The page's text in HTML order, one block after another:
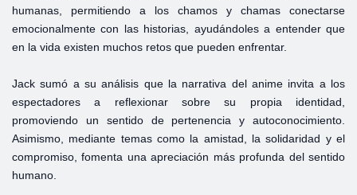
humanas, permitiendo a los chamos y chamas conectarse
emocionalmente con las historias, ayudándoles a entender que
en la vida existen muchos retos que pueden enfrentar.
Jack sumó a su análisis que la narrativa del anime invita a los
espectadores a reflexionar sobre su propia identidad,
promoviendo un sentido de pertenencia y autoconocimiento.
Asimismo, mediante temas como la amistad, la solidaridad y el
compromiso, fomenta una apreciación más profunda del sentido
humano.